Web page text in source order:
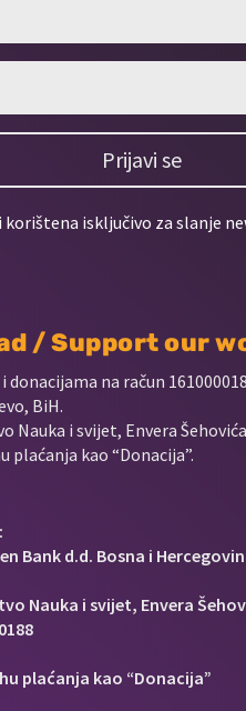
Prijavi se
korištena isključivo za slanje
/ Support our
donacijama na račun
BiH.
Nauka i svijet, Envera
plaćanja kao “Donacija”.
Bank d.d. Bosna i
Nauka i svijet, Envera
plaćanja kao “Donacija”